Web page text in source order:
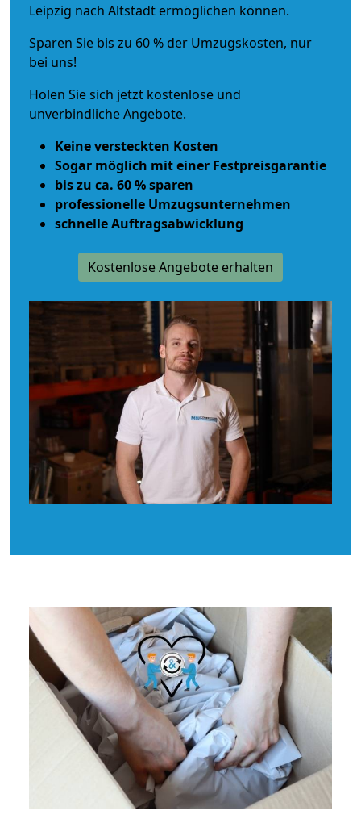
Leipzig nach Altstadt ermöglichen können.
Sparen Sie bis zu 60 % der Umzugskosten, nur
bei uns!
Holen Sie sich jetzt kostenlose und
unverbindliche Angebote.
Keine versteckten Kosten
Sogar möglich mit einer Festpreisgarantie
bis zu ca. 60 % sparen
professionelle Umzugsunternehmen
schnelle Auftragsabwicklung
Kostenlose Angebote erhalten